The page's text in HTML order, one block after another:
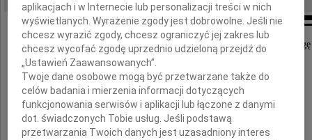
Z głębokim smutkiem żegnamy naszego Kolegę
aplikacjach i w Internecie lub personalizacji treści w nich
wyświetlanych. Wyrażenie zgody jest dobrowolne. Jeśli nie
chcesz wyrazić zgody, chcesz ograniczyć jej zakres lub
chcesz wycofać zgodę uprzednio udzieloną przejdź do
„Ustawień Zaawansowanych”.
Twoje dane osobowe mogą być przetwarzane także do
celów badania i mierzenia informacji dotyczących
funkcjonowania serwisów i aplikacji lub łączone z danymi
dot. świadczonych Tobie usług. Jeśli podstawą
przetwarzania Twoich danych jest uzasadniony interes